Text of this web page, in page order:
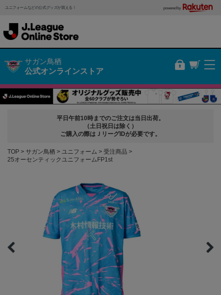
ユニフォームなどの公式グッズが買える！ powered by
サガン鳥栖
公式オンラインストア
平日午前10時までのご注文は当日出荷。
（土日祝日は除く）
ご購入の際はＪリーグIDが必要です。
TOP サガン鳥栖 ユニフォーム
受注商品
25オーセンティックユニフォームFP1st